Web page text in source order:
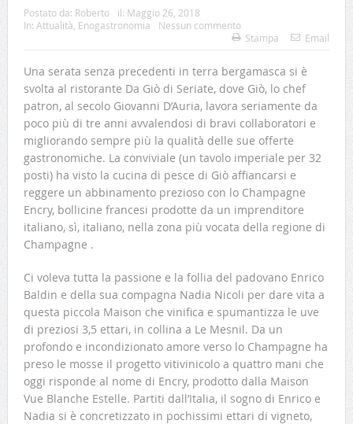
Postato da: Roberto il: Maggio 26, 2018
In: Attualità Enogastronomia
Nessun commento
Stampa
Email
Una serata senza precedenti in terra bergamasca si è
svolta al ristorante Da Giò di Seriate, dove Giò, lo chef
patron, al secolo Giovanni D’Auria, lavora seriamente da
poco più di tre anni avvalendosi di bravi collaboratori e
migliorando sempre più la qualità delle sue offerte
gastronomiche. La conviviale (un tavolo imperiale per 32
posti) ha visto la cucina di pesce di Giò affiancarsi e
reggere un abbinamento prezioso con lo Champagne
Encry, bollicine francesi prodotte da un imprenditore
italiano, sì, italiano, nella zona più vocata della regione di
Champagne .
Ci voleva tutta la passione e la follia del padovano Enrico
Baldin e della sua compagna Nadia Nicoli per dare vita a
questa piccola Maison che vinifica e spumantizza le uve
di preziosi 3,5 ettari, in collina a Le Mesnil. Da un
profondo e incondizionato amore verso lo Champagne ha
preso le mosse il progetto vitivinicolo a quattro mani che
oggi risponde al nome di Encry, prodotto dalla Maison
Vue Blanche Estelle. Partiti dall’Italia, il sogno di Enrico e
Nadia si è concretizzato in pochissimi ettari di vigneto,